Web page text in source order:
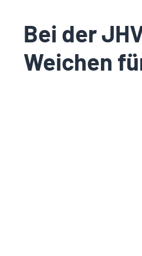
Bei der
Weichen